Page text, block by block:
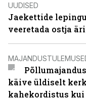
UUDISED
Jaekettide
veeretada ostja
käive üldiselt
kahekordistus